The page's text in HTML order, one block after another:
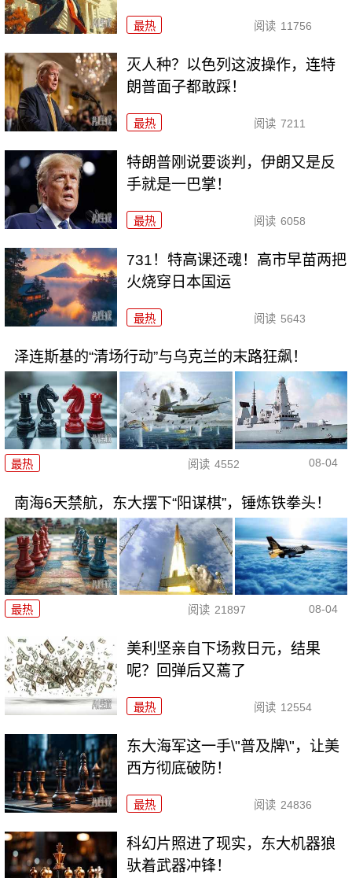
最热 阅读 11756
灭人种？以色列这波操作，连特
朗普面子都敢踩！
最热 阅读 7211
特朗普刚说要谈判，伊朗又是反
手就是一巴掌！
最热 阅读 6058
731！特高课还魂！高市早苗两把
火烧穿日本国运
最热 阅读 5643
泽连斯基的“清场行动”与乌克兰的末路狂飙！
最热 阅读 4552 08-04
南海6天禁航，东大摆下“阳谋棋”，锤炼铁拳头！
最热 阅读 21897 08-04
美利坚亲自下场救日元，结果
呢？回弹后又蔫了
最热 阅读 12554
东大海军这一手\"普及牌\"，让美
西方彻底破防！
最热 阅读 24836
科幻片照进了现实，东大机器狼
驮着武器冲锋！